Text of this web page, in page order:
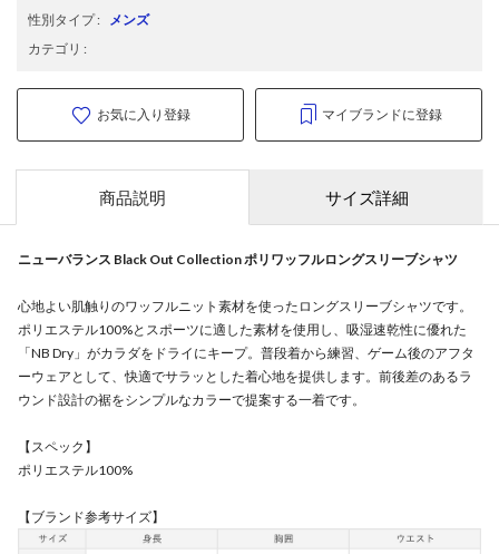
性別タイプ:
メンズ
カテゴリ :
お気に入り登録 マイブランドに登録
商品説明 サイズ詳細
ニューバランス Black Out Collection ポリワッフルロングスリーブシャツ
心地よい肌触りのワッフルニット素材を使ったロングスリーブシャツです。
ポリエステル100%とスポーツに適した素材を使用し、吸湿速乾性に優れた
「NB Dry」がカラダをドライにキープ。普段着から練習、ゲーム後のアフタ
ーウェアとして、快適でサラッとした着心地を提供します。前後差のあるラ
ウンド設計の裾をシンプルなカラーで提案する一着です。
【スペック】
ポリエステル100%
【ブランド参考サイズ】